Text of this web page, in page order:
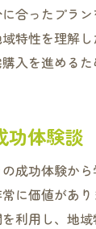
合ったプラ
特性を理解
入を進めるた
功体験談
成功体験か
に価値があ
利用し、地